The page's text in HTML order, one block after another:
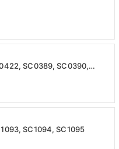
SC0389, SC0390,
SC1094, SC1095